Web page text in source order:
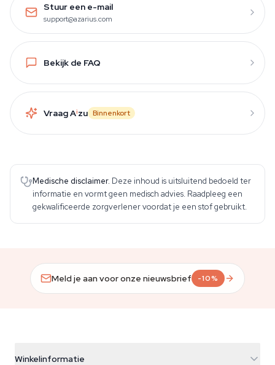
Stuur een e-mail
support@azarius.com
Bekijk de FAQ
Vraag Aizu Binnenkort
Medische disclaimer. Deze inhoud is uitsluitend bedoeld ter
informatie en vormt geen medisch advies. Raadpleeg een
gekwalificeerde zorgverlener voordat je een stof gebruikt.
Meld je aan voor onze nieuwsbrief -10%
Winkelinformatie